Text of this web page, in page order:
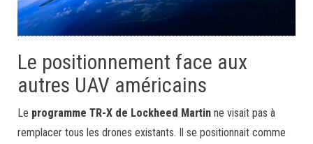
Le positionnement face aux
autres UAV américains
Le programme TR-X de Lockheed Martin ne visait pas à
remplacer tous les drones existants. Il se positionnait comme